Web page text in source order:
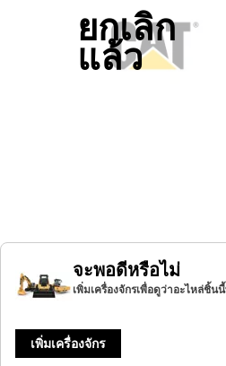
ยกเลิก
แล้ว
จะพอดีหรือไม่
เพิ่มเครื่องจักรเพื่อดูว่าอะไหล่ชิ้
เพิ่มเครื่องจักร